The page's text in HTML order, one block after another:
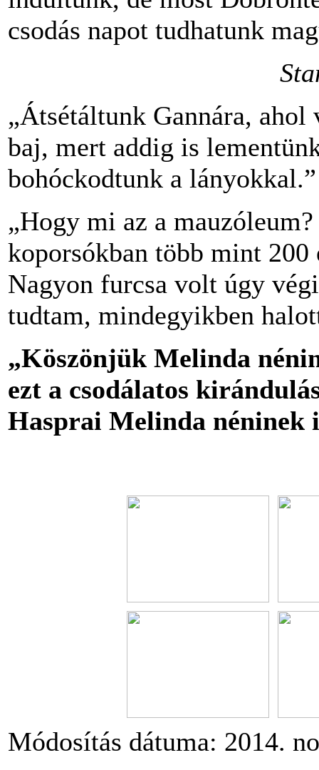
csodás napot tudhatunk
„Átsétáltunk Gannára,
baj, mert addig is
bohóckodtunk a lányokkal.”
„Hogy mi az a
koporsókban több mint
Nagyon furcsa volt úgy
tudtam, mindegyikben
„Köszönjük Melinda
ezt a csodálatos
Hasprai Melinda
Módosítás dátuma: 2014.